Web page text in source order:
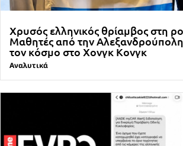
Χρυσός ελληνικός θρίαμβος στη
Μαθητές από την
τον κόσμο στο Χονγκ Κονγκ
Αναλυτικά